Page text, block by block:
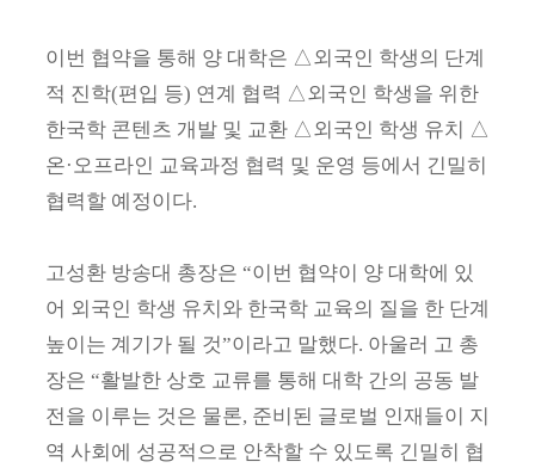
이번 협약을 통해 양 대학은 △외국인 학생의 단계
적 진학(편입 등) 연계 협력 △외국인 학생을 위한
한국학 콘텐츠 개발 및 교환 △외국인 학생 유치 △
온·오프라인 교육과정 협력 및 운영 등에서 긴밀히
협력할 예정이다.
고성환 방송대 총장은 “이번 협약이 양 대학에 있
어 외국인 학생 유치와 한국학 교육의 질을 한 단계
높이는 계기가 될 것”이라고 말했다. 아울러 고 총
장은 “활발한 상호 교류를 통해 대학 간의 공동 발
전을 이루는 것은 물론, 준비된 글로벌 인재들이 지
역 사회에 성공적으로 안착할 수 있도록 긴밀히 협